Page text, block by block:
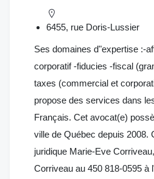
6455, rue Doris-Lussier
Ses domaines d"expertise :-
corporatif -fiducies -fiscal
taxes (commercial et
propose des services dans
Français. Cet avocat(e)
ville de Québec depuis 2008.
juridique Marie-Eve
Corriveau au 450 818-0595 à